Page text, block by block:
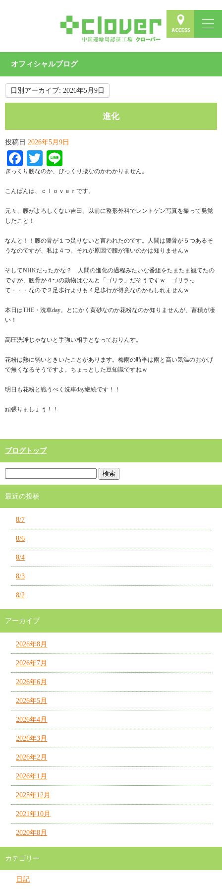
オフィシャルブログ
日別アーカイブ: 2026年5月9日
進化
投稿日 2026年5月9日
Facebook
Twitter
ぎっくり腰なのか、びっくり腰なのかわかりません。
こんばんは、ｃｌｏｖｅｒです。
元々、腰がよろしくない吉田。以前に整形外科でレントゲン写真を撮って発覚
したこと！
なんと！！腰の骨が１つ足りないと言われたのです。人間は腰骨が５つあるそ
うなのですが、私は４つ。それが原因で腰が痛いのかは知りませんｗ
そしてNHKだったかな？ 人間の進化の過程みたいな番組をたまたま観てたの
ですが、腰骨が４つの動物はなんと「ゴリラ」だそうですｗ ゴリラっ
て・・・なので２足歩行よりも４足歩行が得意なのかもしれませんｗ
本日はTHE・洗車day。とにかく黄砂なのか花粉なのか知りませんが、蓄積が凄
い！
高圧洗浄じゃないと手強い相手となっておりんす。
花粉は熱に弱いときいたことがあります。梅雨の時季は雨と高い気温のおかげ
で無くなるそうですよ。ちょっとした豆知識ですねｗ
明日も花粉と戦うべく洗車day継続です！！
頑張りましょう！！
ブログトップ
最近の投稿
8/7
8/6
8/4
8/3
8/2
アーカイブ
2026年8月
2026年7月
2026年6月
2026年5月
2026年4月
2026年3月
2026年2月
2026年1月
2025年12月
2021年10月
2020年8月
カテゴリー
日記